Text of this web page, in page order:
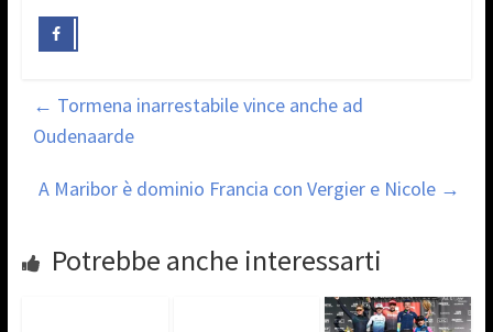
← Tormena inarrestabile vince anche ad
Oudenaarde
A Maribor è dominio Francia con Vergier e Nicole →
Potrebbe anche interessarti